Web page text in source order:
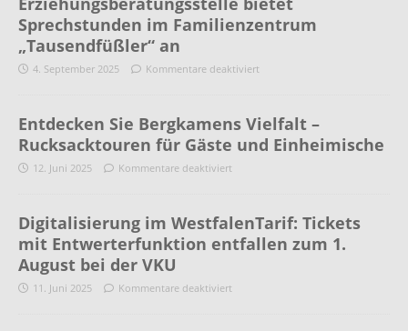
Sprechstunden im Familienzentrum
„Tausendfüßler“ an
4. September 2025 Kommentare deaktiviert
Entdecken Sie Bergkamens Vielfalt –
Rucksacktouren für Gäste und Einheimische
12. Juni 2025 Kommentare deaktiviert
Digitalisierung im WestfalenTarif: Tickets
mit Entwerterfunktion entfallen zum 1.
August bei der VKU
11. Juni 2025 Kommentare deaktiviert